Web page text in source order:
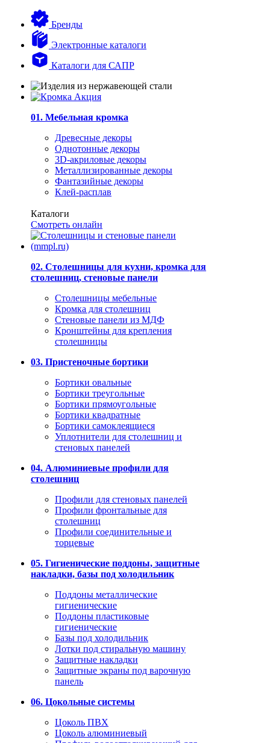
Бренды
Электронные каталоги
Каталоги для САПР
01. Мебельная кромка
Древесные декоры
Однотонные декоры
3D-акриловые декоры
Металлизированные декоры
Фантазийные декоры
Клей-расплав
Каталоги
Смотреть онлайн
02. Столешницы для кухни, кромка для
столешниц, стеновые панели
Столешницы мебельные
Кромка для столешниц
Стеновые панели из МДФ
Кронштейны для крепления
столешницы
03. Пристеночные бортики
Бортики овальные
Бортики треугольные
Бортики прямоугольные
Бортики квадратные
Бортики самоклеящиеся
Уплотнители для столешниц и
стеновых панелей
04. Алюминиевые профили для
столешниц
Профили для стеновых панелей
Профили фронтальные для
столешниц
Профили соединительные и
торцевые
05. Гигиенические поддоны, защитные
накладки, базы под холодильник
Поддоны металлические
гигиенические
Поддоны пластиковые
гигиенические
Базы под холодильник
Лотки под стиральную машину
Защитные накладки
Защитные экраны под варочную
панель
06. Цокольные системы
Цоколь ПВХ
Цоколь алюминиевый